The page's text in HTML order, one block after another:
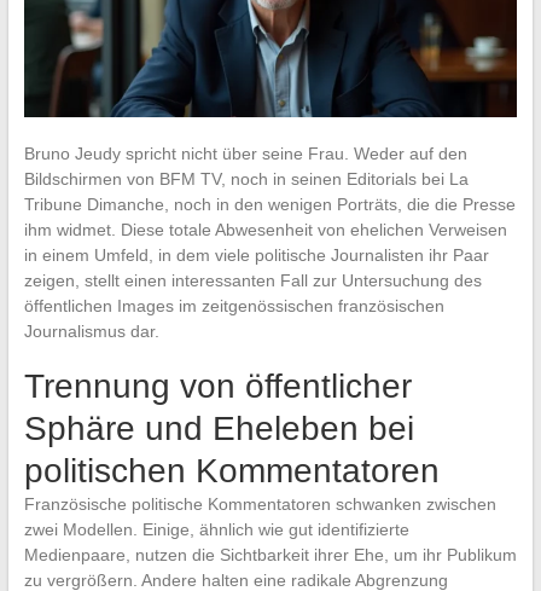
Bruno Jeudy spricht nicht über seine Frau. Weder auf den
Bildschirmen von BFM TV, noch in seinen Editorials bei La
Tribune Dimanche, noch in den wenigen Porträts, die die Presse
ihm widmet. Diese totale Abwesenheit von ehelichen Verweisen
in einem Umfeld, in dem viele politische Journalisten ihr Paar
zeigen, stellt einen interessanten Fall zur Untersuchung des
öffentlichen Images im zeitgenössischen französischen
Journalismus dar.
Trennung von öffentlicher
Sphäre und Eheleben bei
politischen Kommentatoren
Französische politische Kommentatoren schwanken zwischen
zwei Modellen. Einige, ähnlich wie gut identifizierte
Medienpaare, nutzen die Sichtbarkeit ihrer Ehe, um ihr Publikum
zu vergrößern. Andere halten eine radikale Abgrenzung